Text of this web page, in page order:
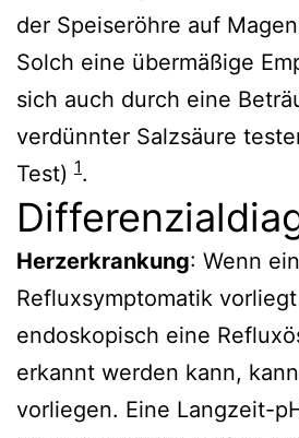
der Speiseröhre auf
Solch eine übermäßige
sich auch durch eine
verdünnter Salzsäure
Test) 1.
Herzerkrankung: Wenn
Refluxsymptomatik
endoskopisch eine
erkannt werden kann,
vorliegen. Eine Langzeit-